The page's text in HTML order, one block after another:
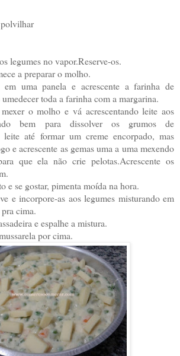
legumes no vapor.Reserve-os.
a preparar o molho.
em uma panela e acrescente a farinha de
toda a farinha com a margarina.
o molho e vá acrescentando leite aos
bem para dissolver os grumos de
leite até formar um creme encorpado, mas
e acrescente as gemas uma a uma mexendo
que ela não crie pelotas.Acrescente os
e se gostar, pimenta moída na hora.
e incorpore-as aos legumes misturando em
cima.
e espalhe a mistura.
por cima.